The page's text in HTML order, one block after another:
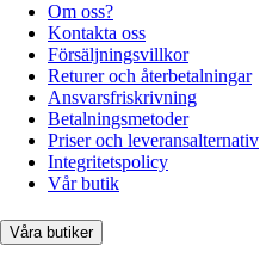
Om oss?
Kontakta oss
Försäljningsvillkor
Returer och återbetalningar
Ansvarsfriskrivning
Betalningsmetoder
Priser och leveransalternativ
Integritetspolicy
Vår butik
Våra butiker